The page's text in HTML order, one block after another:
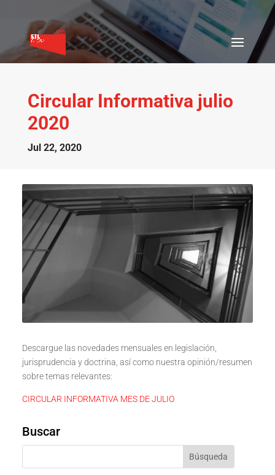
Circular Informativa julio
2020
Jul 22, 2020
Descargue las novedades mensuales en legislación,
jurisprudencia y doctrina, así como nuestra opinión/resumen
sobre temas relevantes:
CIRCULAR INFORMATIVA MES DE JULIO
Buscar